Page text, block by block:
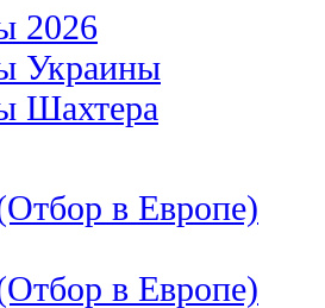
2026
Украины
Шахтера
в Европе)
в Европе)